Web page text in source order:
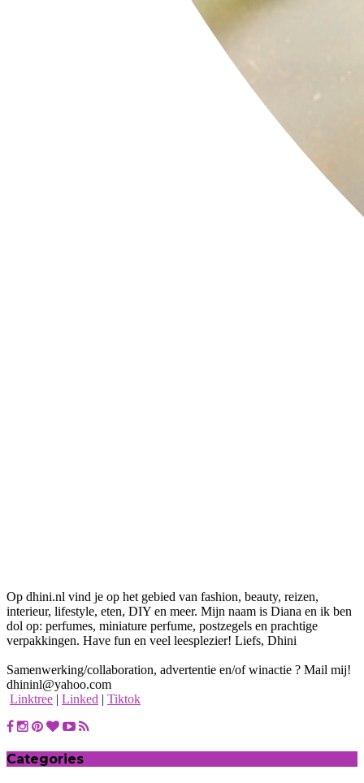
Op dhini.nl vind je op het gebied van fashion, beauty, reizen,
interieur, lifestyle, eten, DIY en meer. Mijn naam is Diana en ik ben
dol op: perfumes, miniature perfume, postzegels en prachtige
verpakkingen. Have fun en veel leesplezier! Liefs, Dhini
Samenwerking/collaboration, advertentie en/of winactie ? Mail mij!
dhininl@yahoo.com
Linktree | Linked | Tiktok
Categories